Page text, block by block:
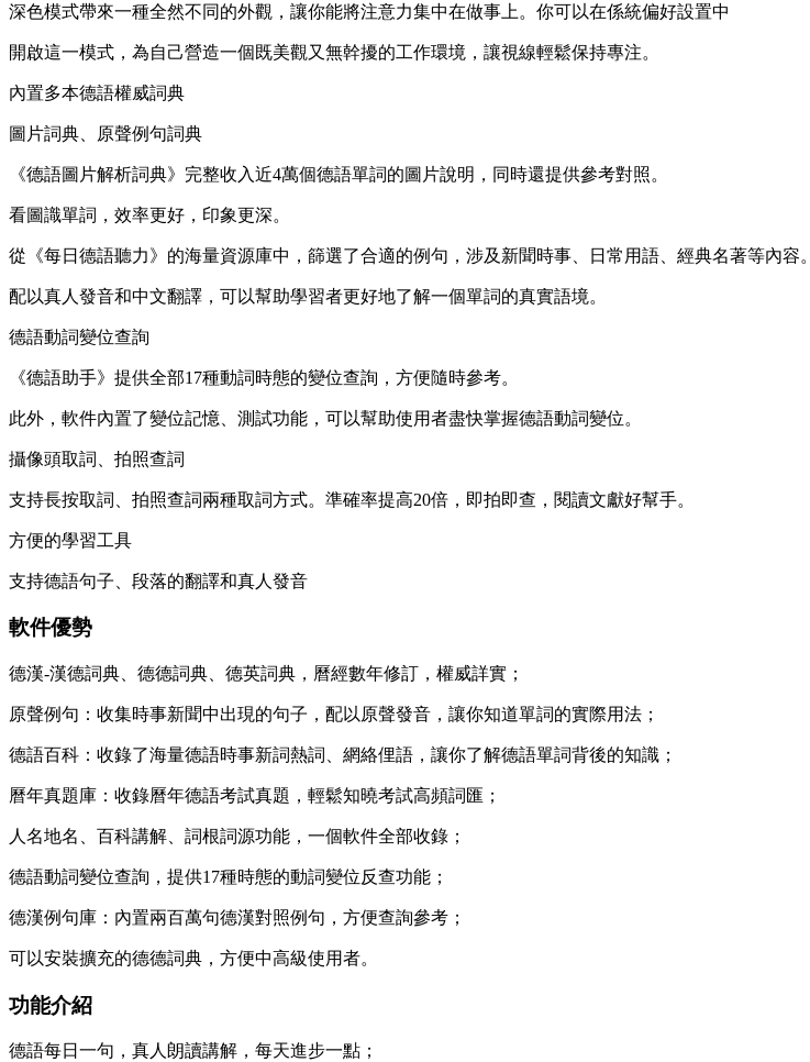
深色模式帶來一種全然不同的外觀，讓你能將注意力集中在做事上。你可以在係統偏好設置中
開啟這一模式，為自己營造一個既美觀又無幹擾的工作環境，讓視線輕鬆保持專注。
內置多本德語權威詞典
圖片詞典、原聲例句詞典
《德語圖片解析詞典》完整收入近4萬個德語單詞的圖片說明，同時還提供參考對照。
看圖識單詞，效率更好，印象更深。
從《每日德語聽力》的海量資源庫中，篩選了合適的例句，涉及新聞時事、日常用語、經典名著等內容。
配以真人發音和中文翻譯，可以幫助學習者更好地了解一個單詞的真實語境。
德語動詞變位查詢
《德語助手》提供全部17種動詞時態的變位查詢，方便隨時參考。
此外，軟件內置了變位記憶、測試功能，可以幫助使用者盡快掌握德語動詞變位。
攝像頭取詞、拍照查詞
支持長按取詞、拍照查詞兩種取詞方式。準確率提高20倍，即拍即查，閱讀文獻好幫手。
方便的學習工具
支持德語句子、段落的翻譯和真人發音
軟件優勢
德漢-漢德詞典、德德詞典、德英詞典，曆經數年修訂，權威詳實；
原聲例句：收集時事新聞中出現的句子，配以原聲發音，讓你知道單詞的實際用法；
德語百科：收錄了海量德語時事新詞熱詞、網絡俚語，讓你了解德語單詞背後的知識；
曆年真題庫：收錄曆年德語考試真題，輕鬆知曉考試高頻詞匯；
人名地名、百科講解、詞根詞源功能，一個軟件全部收錄；
德語動詞變位查詢，提供17種時態的動詞變位反查功能；
德漢例句庫：內置兩百萬句德漢對照例句，方便查詢參考；
可以安裝擴充的德德詞典，方便中高級使用者。
功能介紹
德語每日一句，真人朗讀講解，每天進步一點；